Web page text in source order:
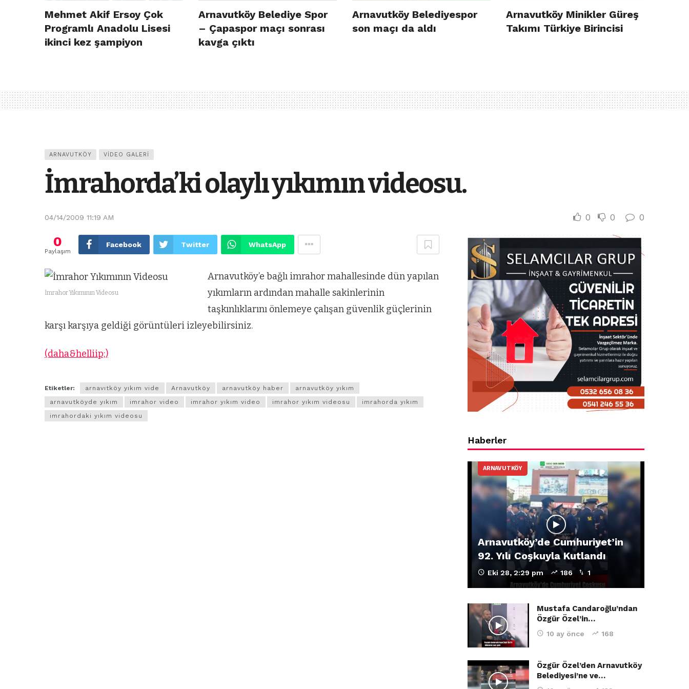
Mehmet Akif Ersoy Çok
Programlı Anadolu Lisesi
ikinci kez şampiyon
Arnavutköy Belediye Spor
– Çapaspor maçı sonrası
kavga çıktı
Arnavutköy Belediyespor
son maçı da aldı
Arnavutköy Minikler Güreş
Takımı Türkiye Birincisi
ARNAVUTKÖY VIDEO GALERI
İmrahorda’ki olaylı yıkımın videosu.
04/14/2009 11:19 AM 0 0 0
0
Paylaşım
Facebook Twitter WhatsApp
İmrahor Yıkımının Videosu
Arnavutköy’e bağlı imrahor mahallesinde dün yapılan
yıkımların ardından mahalle sakinlerinin
taşkınlıklarını önlemeye çalışan güvenlik güçlerinin
karşı karşıya geldiği görüntüleri izleyebilirsiniz.
(daha&helliip;)
Etiketler: arnavıtköy yıkım vide Arnavutköy arnavutköy haber
arnavutköy yıkım
arnavutköyde yıkım
imrahor video imrahor yıkım video imrahor yıkım videosu
imrahorda yıkım
imrahordaki yıkım videosu
Haberler
ARNAVUTKÖY
Arnavutköy’de Cumhuriyet’in
92. Yılı Coşkuyla Kutlandı
Eki 28, 2:29 pm 186 1
Mustafa Candaroğlu’ndan
Özgür Özel’in…
10 ay önce 168
Özgür Özel’den Arnavutköy
Belediyesi’ne ve…